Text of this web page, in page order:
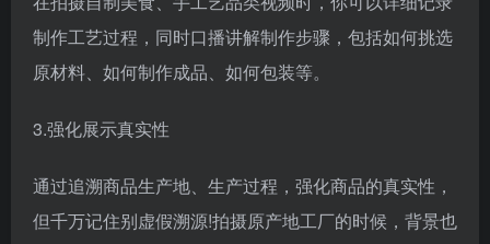
制作工艺过程，同时口播讲解制作步骤，包括如何挑选
原材料、如何制作成品、如何包装等。
3.强化展示真实性
通过追溯商品生产地、生产过程，强化商品的真实性，
但千万记住别虚假溯源!拍摄原产地工厂的时候，背景也